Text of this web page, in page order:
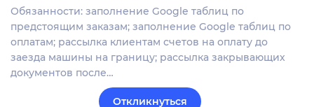
Обязанности: заполнение Google таблиц по
предстоящим заказам; заполнение Google таблиц по
оплатам; рассылка клиентам счетов на оплату до
заезда машины на границу; рассылка закрывающих
документов после…
Откликнуться